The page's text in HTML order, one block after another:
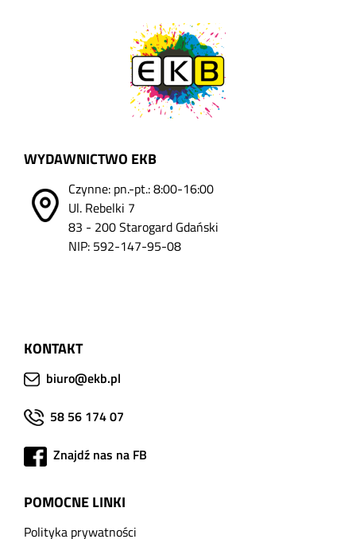
WYDAWNICTWO EKB
Czynne: pn.-pt.: 8:00-16:00
Ul. Rebelki 7
83 - 200 Starogard Gdański
NIP: 592-147-95-08
KONTAKT
biuro@ekb.pl
58 56 174 07
Znajdź nas na FB
POMOCNE LINKI
Polityka prywatności